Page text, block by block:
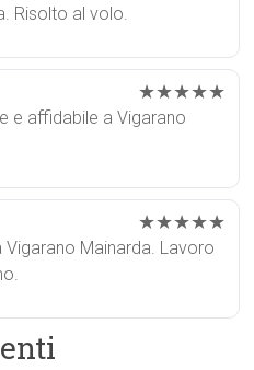
Risolto al volo.
★★★★★
e affidabile a Vigarano
★★★★★
Mainarda. Lavoro